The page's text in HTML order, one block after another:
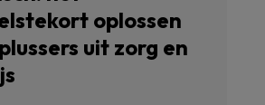
oplossen
uit zorg en